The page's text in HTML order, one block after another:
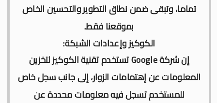
تماما، وتبقى ضمن نطاق التطوير والتحسين الخاص
بموقعنا فقط.
الكوكيز وإعدادات الشبكة:
إن شركةGoogleتستخدم تقنية الكوكيز لتخزين
المعلومات عن إهتمامات الزوار، إلى جانب سجل خاص
للمستخدم تسجل فيه معلومات محددة عن